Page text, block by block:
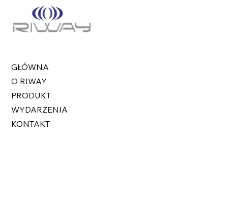
GŁÓWNA
O RIWAY
PRODUKT
WYDARZENIA
KONTAKT